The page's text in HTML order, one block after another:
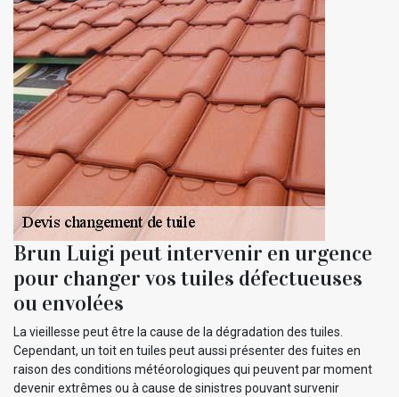
Brun Luigi peut intervenir en urgence
pour changer vos tuiles défectueuses
ou envolées
La vieillesse peut être la cause de la dégradation des tuiles.
Cependant, un toit en tuiles peut aussi présenter des fuites en
raison des conditions météorologiques qui peuvent par moment
devenir extrêmes ou à cause de sinistres pouvant survenir